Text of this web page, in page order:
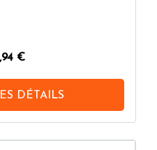
€
DÉTAILS